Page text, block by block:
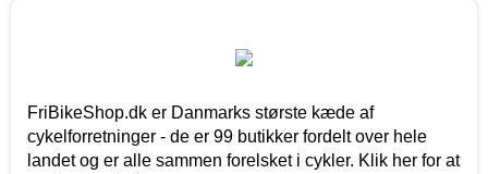
FriBikeShop.dk er Danmarks største kæde af
cykelforretninger - de er 99 butikker fordelt over hele
landet og er alle sammen forelsket i cykler. Klik her for at